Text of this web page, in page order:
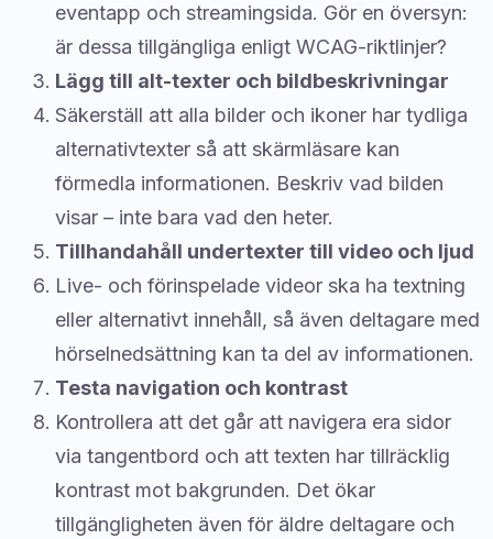
eventapp och streamingsida. Gör en översyn:
är dessa tillgängliga enligt WCAG-riktlinjer?
Lägg till alt-texter och bildbeskrivningar
Säkerställ att alla bilder och ikoner har tydliga
alternativtexter så att skärmläsare kan
förmedla informationen. Beskriv vad bilden
visar – inte bara vad den heter.
Tillhandahåll undertexter till video och ljud
Live- och förinspelade videor ska ha textning
eller alternativt innehåll, så även deltagare med
hörselnedsättning kan ta del av informationen.
Testa navigation och kontrast
Kontrollera att det går att navigera era sidor
via tangentbord och att texten har tillräcklig
kontrast mot bakgrunden. Det ökar
tillgängligheten även för äldre deltagare och